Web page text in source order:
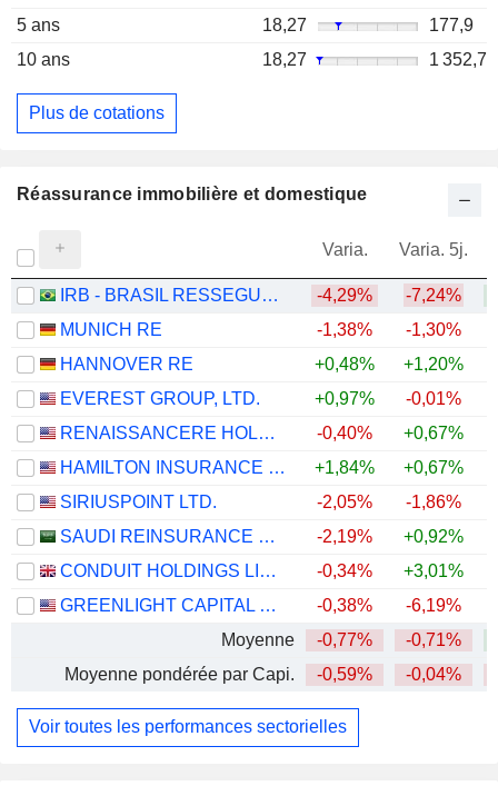
5 ans
18,27
177,9
10 ans
18,27 1 352,7
Plus de cotations
Réassurance immobilière et domestique
Varia. Varia. 5j.
IRB - BRASIL RESSEGUROS S.A. -4,29% -7,24%
MUNICH RE
-1,38% -1,30%
HANNOVER RE
+0,48% +1,20%
EVEREST GROUP, LTD.
+0,97% -0,01%
RENAISSANCERE HOLDINGS LTD.
-0,40% +0,67%
HAMILTON INSURANCE GROUP, LTD.
+1,84% +0,67%
SIRIUSPOINT LTD.
-2,05% -1,86%
SAUDI REINSURANCE COMPANY
-2,19% +0,92%
CONDUIT HOLDINGS LIMITED
-0,34% +3,01%
GREENLIGHT CAPITAL RE, LTD.
-0,38% -6,19%
Moyenne
-0,77% -0,71%
Moyenne pondérée par Capi.
-0,59% -0,04%
Voir toutes les performances sectorielles